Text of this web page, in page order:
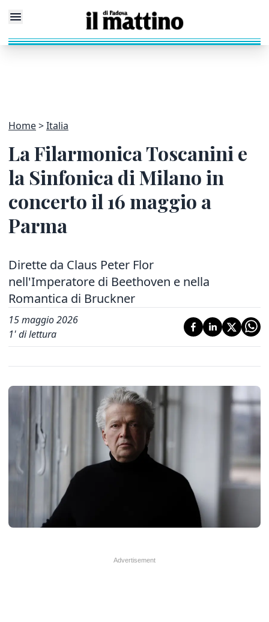
Home Italia
La Filarmonica Toscanini e
la Sinfonica di Milano in
concerto il 16 maggio a
Parma
Dirette da Claus Peter Flor
nell'Imperatore di Beethoven e nella
Romantica di Bruckner
15 maggio 2026
1' di lettura